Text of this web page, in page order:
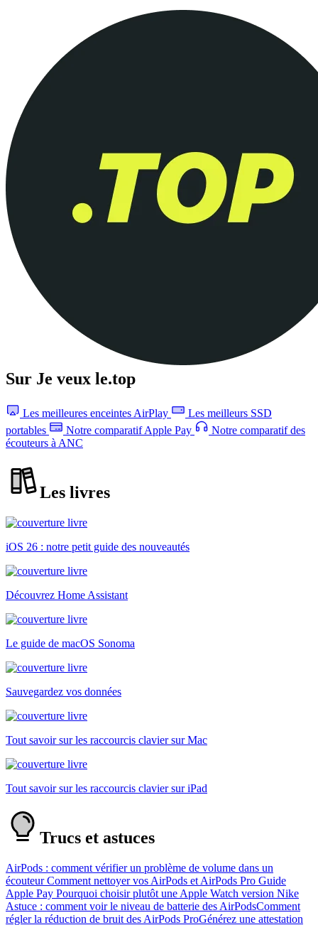
Sur Je veux le.top
Les meilleures enceintes AirPlay
Les meilleurs SSD
portables
Notre comparatif Apple Pay
Notre comparatif des
écouteurs à ANC
Les livres
iOS 26 : notre petit guide des nouveautés
Découvrez Home Assistant
Le guide de macOS Sonoma
Sauvegardez vos données
Tout savoir sur les raccourcis clavier sur Mac
Tout savoir sur les raccourcis clavier sur iPad
Trucs et astuces
AirPods : comment vérifier un problème de volume dans un
écouteurComment nettoyer vos AirPods et AirPods Pro Guide
Apple Pay Pourquoi choisir plutôt une Apple Watch version Nike
Astuce : comment voir le niveau de batterie des AirPodsComment
régler la réduction de bruit des AirPods ProGénérez une attestation